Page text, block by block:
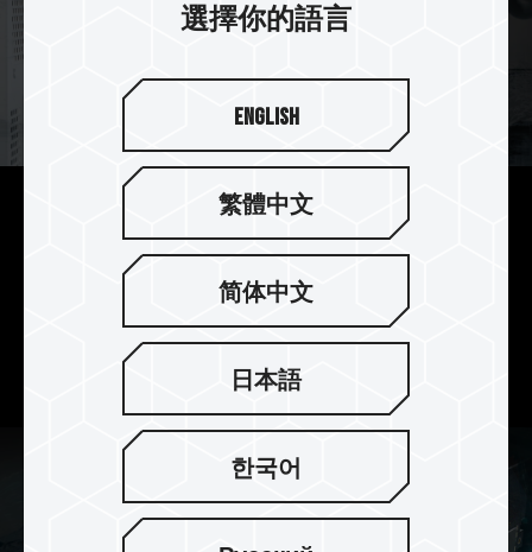
白色主題最佳選擇
雪地極光配色的 XTREEM ARGB DDR5 WHITE
相當適合與各種白色裝機搭配，
ARGB 搭配白色外觀讓極致美感一次滿足，
使電競 PC 脫穎而出成為最有特色的白色主題機。
選擇你的語言
English
繁體中文
简体中文
日本語
한국어